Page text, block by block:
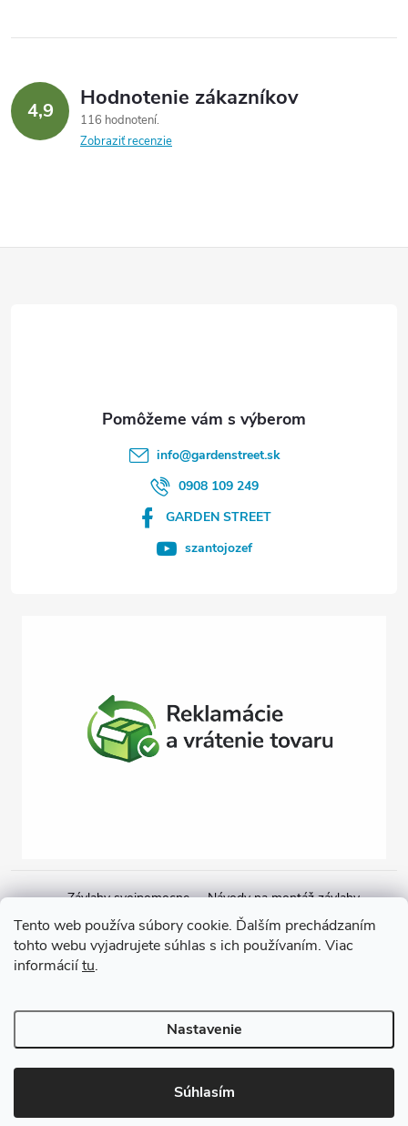
Tento web používa súbory cookie. Ďalším prechádzaním
tohto webu vyjadrujete súhlas s ich používaním. Viac
informáciítu.
Nastavenie
Súhlasím
4,9 Hodnotenie zákazníkov
116 hodnotení
Zobraziť recenzie
info@gardenstreet.sk
0908 109 249
GARDEN STREET
szantojozef
Závlahy svojpomocne
Návody na montáž závlahy
Cenová ponuka na závlahu
Blogové články
Čerpacie zostavy
Poradenstvo
Ponorné čerpadlá
Vytvoril Shoptet
Copyright 2026GARDEN STREET. Všetky práva vyhradené.
Odstúpiť od zmluvy